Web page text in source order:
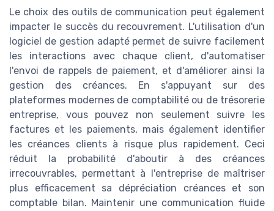
Le choix des outils de communication peut également
impacter le succès du recouvrement. L'utilisation d'un
logiciel de gestion adapté permet de suivre facilement
les interactions avec chaque client, d'automatiser
l'envoi de rappels de paiement, et d'améliorer ainsi la
gestion des créances. En s'appuyant sur des
plateformes modernes de comptabilité ou de trésorerie
entreprise, vous pouvez non seulement suivre les
factures et les paiements, mais également identifier
les créances clients à risque plus rapidement. Ceci
réduit la probabilité d'aboutir à des créances
irrecouvrables, permettant à l'entreprise de maîtriser
plus efficacement sa dépréciation créances et son
comptable bilan. Maintenir une communication fluide